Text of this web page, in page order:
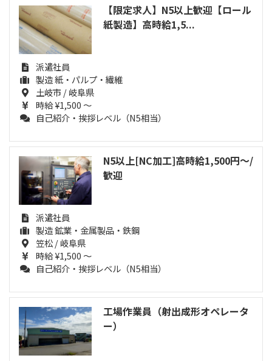
【限定求人】N5以上歓迎【ロール
紙製造】高時給1,5...
派遣社員
製造 紙・パルプ・繊維
土岐市 / 岐阜県
時給 ¥1,500 ～
自己紹介・挨拶レベル（N5相当）
N5以上[NC加工]高時給1,500円～/
歓迎
派遣社員
製造 鉱業・金属製品・鉄鋼
笠松 / 岐阜県
時給 ¥1,500 ～
自己紹介・挨拶レベル（N5相当）
工場作業員（射出成形オペレータ
ー）